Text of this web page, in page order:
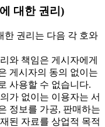
대한 권리)
한 권리는 다음 각 호와
와 책임은 게시자에게
게시자의 동의 없이는
사용할 수 없습니다.
가 없이는 이용자는 서
정보를 가공, 판매하는
된 자료를 상업적 목적